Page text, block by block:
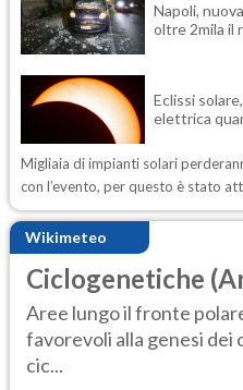
Napoli,
oltre 2mila il
Eclissi
elettrica
Migliaia di impianti solari
con l’evento, per questo è stato
Wikimeteo
Ciclogenetiche
Aree lungo il fronte
favorevoli alla genesi dei
cic...